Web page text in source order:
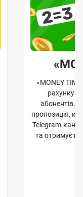
«MONEY
рахунку
абонентів.
пропозиція,
Telegram-
та